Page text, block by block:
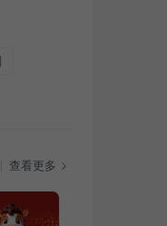
查看更多